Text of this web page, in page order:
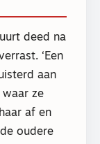
deed na
‘Een
aan
waar ze
af en
oudere